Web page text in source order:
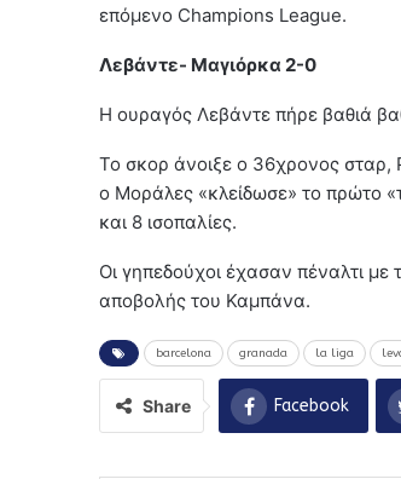
επόμενο Champions League.
Λεβάντε- Μαγιόρκα 2-0
Η ουραγός Λεβάντε πήρε βαθιά
Το σκορ άνοιξε ο 36χρονος σταρ,
ο Μοράλες «κλείδωσε» το πρώτο
και 8 ισοπαλίες.
Οι γηπεδούχοι έχασαν πέναλτι
αποβολής του Καμπάνα.
barcelona granada la liga
Share Facebook